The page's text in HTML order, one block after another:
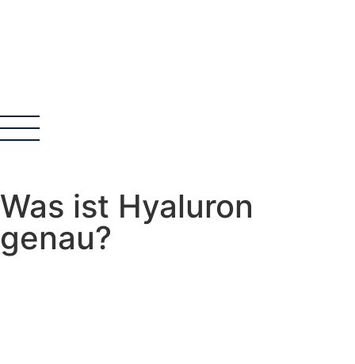
Was ist Hyaluron
genau?